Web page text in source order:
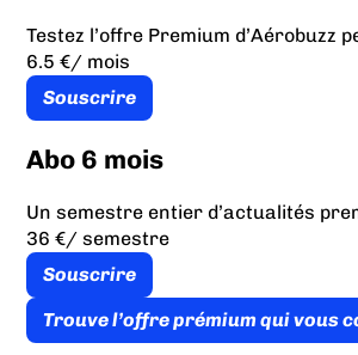
Testez l’offre Premium d’Aérobuzz
6.5 €/ mois
Souscrire
Abo 6 mois
Un semestre entier d’actualités
36 €/ semestre
Souscrire
Trouve l’offre prémium qui vous